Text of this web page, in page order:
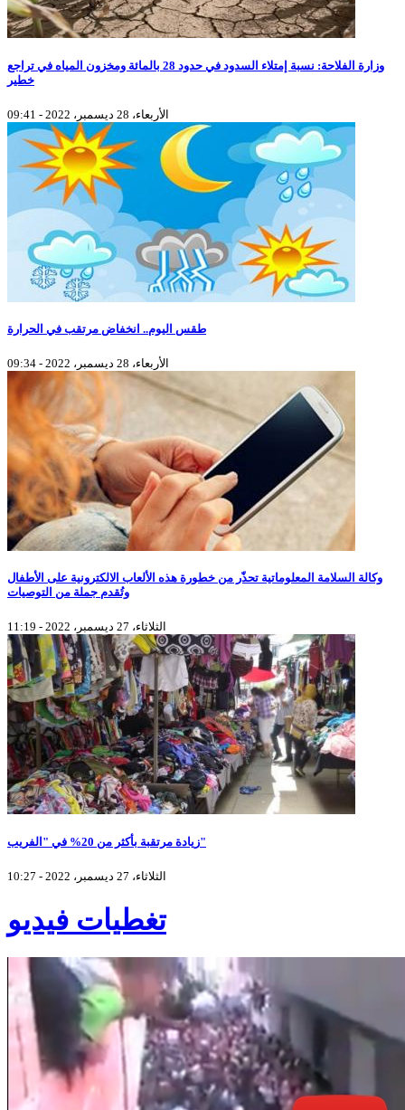
وزارة الفلاحة: نسبة إمتلاء السدود في حدود 28 بالمائة ومخزون المياه في تراجع
خطير
الأربعاء، 28 ديسمبر، 2022 - 09:41
طقس اليوم.. انخفاض مرتقب في الحرارة
الأربعاء، 28 ديسمبر، 2022 - 09:34
وكالة السلامة المعلوماتية تحذّر من خطورة هذه الألعاب الالكترونية على الأطفال
وتُقدم جملة من التوصيات
الثلاثاء، 27 ديسمبر، 2022 - 11:19
زيادة مرتقبة بأكثر من 20% في "الفريب"
الثلاثاء، 27 ديسمبر، 2022 - 10:27
تغطيات فيديو